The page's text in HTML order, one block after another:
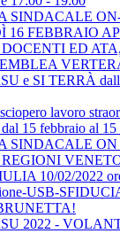
SINDACALE
16 FEBBRAIO
ED
e SI TERRÀ
lavoro
15 febbraio al 15
SINDACALE
10/02/2022
USB-
2022 -